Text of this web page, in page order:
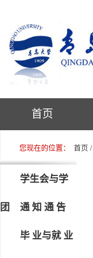
首页
您现在的位置： 首页 /
学生会与学
团 通 知 通 告
毕 业与就 业